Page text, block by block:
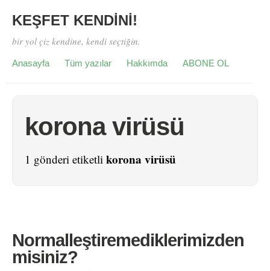
KEŞFET KENDİNİ!
bir yol çiz kendine, kendi seçtiğin.
Anasayfa Tüm yazılar Hakkımda ABONE OL
korona virüsü
1 gönderi etiketli korona virüsü
Normalleştiremediklerimizden
misiniz?